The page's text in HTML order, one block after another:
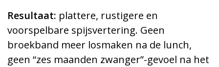
Resultaat: plattere, rustigere en
voorspelbare spijsvertering. Geen
broekband meer losmaken na de lunch,
geen “zes maanden zwanger”-gevoel na het